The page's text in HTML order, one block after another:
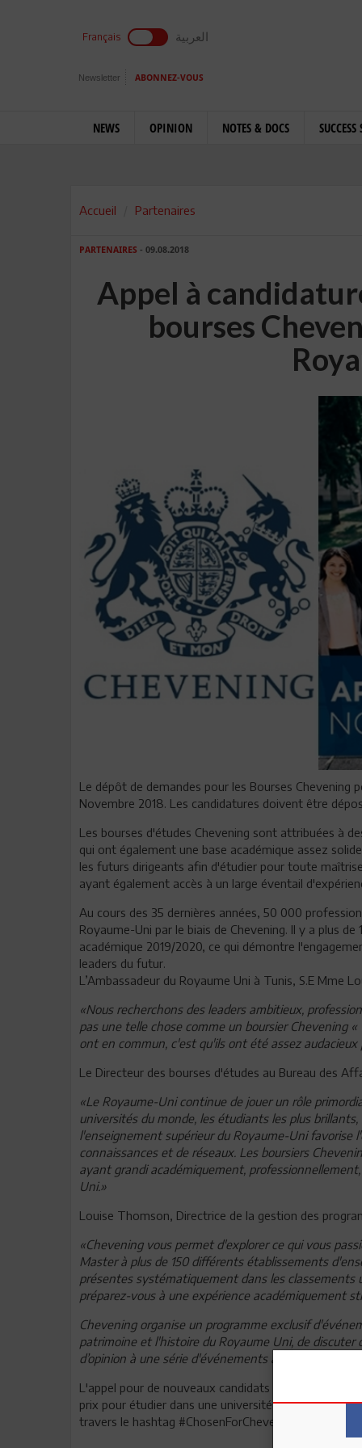
Français العربية
Newsletter ABONNEZ-VOUS
NEWS OPINION NOTES & DOCS SUCCESS
Accueil Partenaires
PARTENAIRES - 09.08.2018
Appel à
bourses
Le dépôt de demandes pour les Bourses Chevening
Novembre 2018. Les candidatures doivent être
Les bourses d'études Chevening sont attribuées à
qui ont également une base académique assez
les futurs dirigeants afin d'étudier pour toute
ayant également accès à un large éventail
Au cours des 35 dernières années, 50 000
Royaume-Uni par le biais de Chevening. Il y a plus
académique 2019/2020, ce qui démontre
leaders du futur.
L’Ambassadeur du Royaume Uni à Tunis, S.E Mme
«Nous recherchons des leaders ambitieux,
pas une telle chose comme un boursier Chevening
ont en commun, c'est qu'ils ont été assez
Le Directeur des bourses d'études au Bureau des
«Le Royaume-Uni continue de jouer un rôle
universités du monde, les étudiants les plus
l'enseignement supérieur du Royaume-Uni favorise
connaissances et de réseaux. Les boursiers
ayant grandi académiquement,
Uni.»
Louise Thomson, Directrice de la gestion des
«Chevening vous permet d'explorer ce qui vous
Master à plus de 150 différents établissements
présentes systématiquement dans les classements
préparez-vous à une expérience académiquement
Chevening organise un programme exclusif
patrimoine et l'histoire du Royaume Uni, de
d’opinion à une série d'événements académiques,
L'appel pour de nouveaux candidats vient suite à la
prix pour étudier dans une université Britannique
travers le hashtag #ChosenForChevening sur